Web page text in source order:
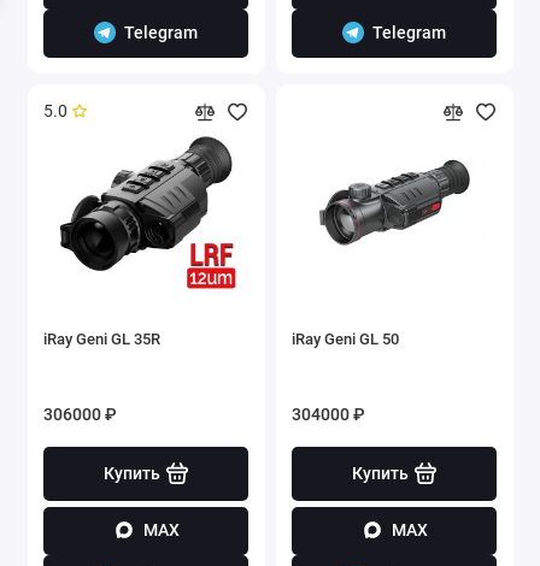
Telegram Telegram
5.0
iRay Geni GL 35R
306000 ₽
Купить
MAX
iRay Geni GL 50
304000 ₽
Купить
MAX